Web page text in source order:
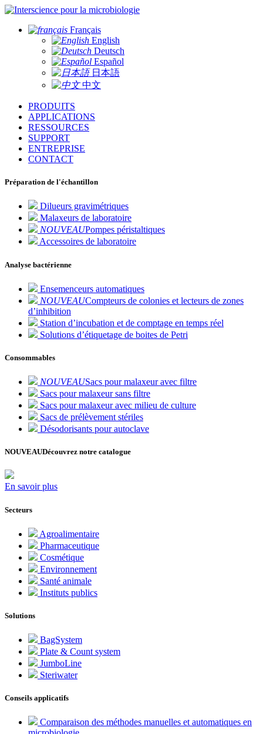
pour la microbiologie
Français
English
Deutsch
Español
日本語
中文
PRODUITS
APPLICATIONS
RESSOURCES
SUPPORT
ENTREPRISE
CONTACT
Préparation de l'échantillon
Dilueurs gravimétriques
Malaxeurs de laboratoire
NOUVEAUPompes péristaltiques
Accessoires de laboratoire
Analyse bactérienne
Ensemenceurs automatiques
NOUVEAUCompteurs de colonies et lecteurs de zones
d’inhibition
Station d’incubation et de comptage en temps réel
Solutions d’étiquetage de boites de Petri
Consommables
NOUVEAUSacs pour malaxeur avec filtre
Sacs pour malaxeur sans filtre
Sacs pour malaxeur avec milieu de culture
Sacs de prélèvement stériles
Désodorisants pour autoclave
NOUVEAUDécouvrez notre catalogue
En savoir plus
Secteurs
Agroalimentaire
Pharmaceutique
Cosmétique
Environnement
Santé animale
Instituts publics
Solutions
BagSystem
Plate & Count system
JumboLine
Steriwater
Conseils applicatifs
Comparaison des méthodes manuelles et automatiques en